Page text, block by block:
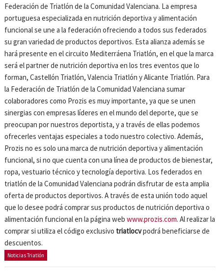
Federación de Triatlón de la Comunidad Valenciana. La empresa
portuguesa especializada en nutrición deportiva y alimentación
funcional se une a la federación ofreciendo a todos sus federados
su gran variedad de productos deportivos. Esta alianza además se
hará presente en el circuito Mediterráena Triatlón, en el que la marca
será el partner de nutrición deportiva en los tres eventos que lo
forman, Castellón Triatlón, Valencia Triatlón y Alicante Triatlón. Para
la Federación de Triatlón de la Comunidad Valenciana sumar
colaboradores como Prozis es muy importante, ya que se unen
sinergias con empresas líderes en el mundo del deporte, que se
preocupan por nuestros deportista, y a través de ellas podemos
ofrecerles ventajas especiales a todo nuestro colectivo. Además,
Prozis no es solo una marca de nutrición deportiva y alimentación
funcional, si no que cuenta con una línea de productos de bienestar,
ropa, vestuario técnico y tecnología deportiva. Los federados en
triatlón de la Comunidad Valenciana podrán disfrutar de esta amplia
oferta de productos deportivos. A través de esta unión todo aquel
que lo desee podrá comprar sus productos de nutrición deportiva o
alimentación funcional en la página webwww.prozis.com. Al realizar la
comprar si utiliza el código exclusivo triatlocvpodrá beneficiarse de
descuentos.
Noticias Triatlón